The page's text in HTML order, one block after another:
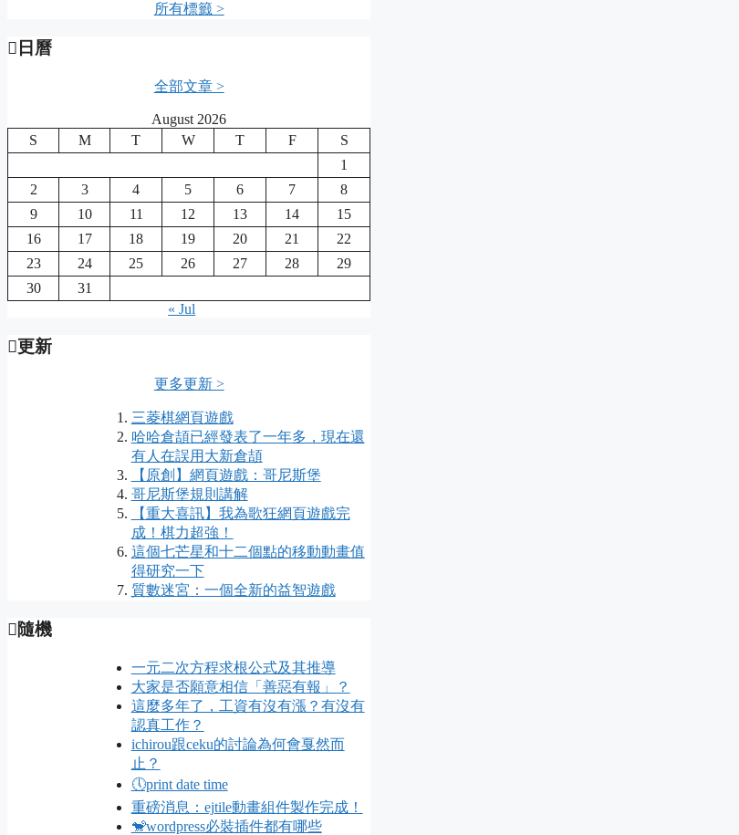
所有標籤 >
日曆
全部文章 >
August 2026
S
M T W T F
S
1
2
3 4 5 6 7
8
9
10 11 12 13 14
15
16
17 18 19 20 21
22
23
24 25 26 27 28
29
30
31
« Jul
更新
更多更新 >
三菱棋網頁遊戲
哈哈倉頡已經發表了一年多，現在還
有人在誤用大新倉頡
【原創】網頁遊戲：哥尼斯堡
哥尼斯堡規則講解
【重大喜訊】我為歌狂網頁遊戲完
成！棋力超強！
這個七芒星和十二個點的移動動畫值
得研究一下
質數迷宮：一個全新的益智遊戲
隨機
一元二次方程求根公式及其推導
大家是否願意相信「善惡有報」？
這麼多年了，工資有沒有漲？有沒有
認真工作？
ichirou跟ceku的討論為何會戛然而
止？
🕔print date time
重磅消息：ejtile動畫組件製作完成！
🐒wordpress必裝插件都有哪些